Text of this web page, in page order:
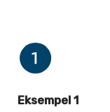
Eksempel 1